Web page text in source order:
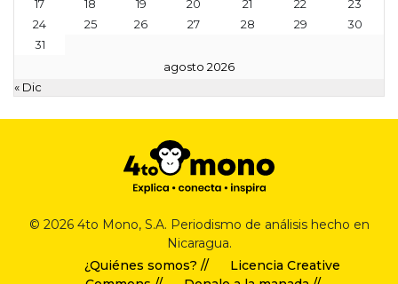
agosto 2026
17
18 19 20 21 22
23
24
25 26 27 28 29
30
31
« Dic
© 2026 4to Mono, S.A. Periodismo de análisis hecho en
Nicaragua.
¿Quiénes somos? //
Licencia Creative